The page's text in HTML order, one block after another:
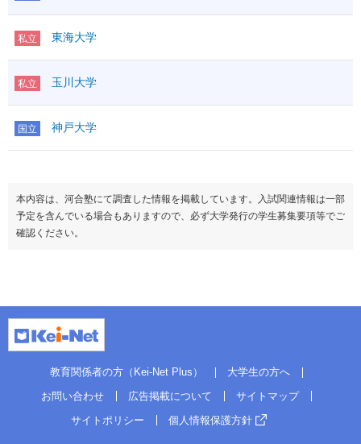
私立 東海大学
私立 玉川大学
国立 神戸大学
本内容は、河合塾にて調査した情報を掲載しています。入試関連情報は一部
予定を含んでいる場合もありますので、必ず大学発行の学生募集要項等でご
確認ください。
教育関係者の方（Kei-Net Plus）
大学生の方へ
お問い合わせ
広告掲載について
サイトマップ
サイトポリシー
個人情報保護方針